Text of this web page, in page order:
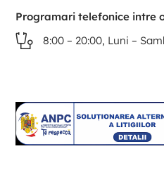
Programari telefonice intre
8:00 – 20:00, Luni –